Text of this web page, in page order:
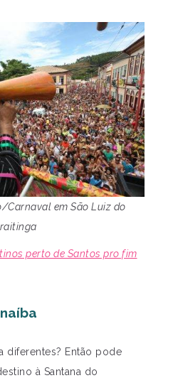
Carnaval em São Luiz do
perto de Santos pro fim
diferentes? Então pode
à Santana do